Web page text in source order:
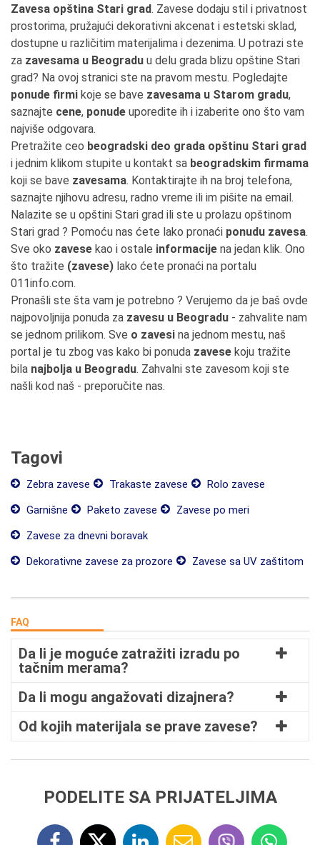
Zavesa opština Stari grad. Zavese dodaju stil i privatnost
prostorima, pružajući dekorativni akcenat i estetski sklad,
dostupne u različitim materijalima i dezenima. U potrazi ste
za zavesama u Beogradu u delu grada blizu opštine Stari
grad? Na ovoj stranici ste na pravom mestu. Pogledajte
ponude firmi koje se bave zavesama u Starom gradu,
saznajte cene, ponude uporedite ih i izaberite ono što vam
najviše odgovara.
Pretražite ceo beogradski deo grada opštinu Stari grad
i jednim klikom stupite u kontakt sa beogradskim firmama
koji se bave zavesama. Kontaktirajte ih na broj telefona,
saznajte njihovu adresu, radno vreme ili im pišite na email.
Nalazite se u opštini Stari grad ili ste u prolazu opštinom
Stari grad ? Pomoću nas ćete lako pronaći ponudu zavesa.
Sve oko zavese kao i ostale informacije na jedan klik. Ono
što tražite (zavese) lako ćete pronaći na portalu
011info.com.
Pronašli ste šta vam je potrebno ? Verujemo da je baš ovde
najpovoljnija ponuda za zavesu u Beogradu - zahvalite nam
se jednom prilikom. Sve o zavesi na jednom mestu, naš
portal je tu zbog vas kako bi ponuda zavese koju tražite
bila najbolja u Beogradu. Zahvalni ste zavesom koji ste
našli kod naš - preporučite nas.
Tagovi
Zebra zavese Trakaste zavese
Rolo zavese
Garnišne
Paketo zavese
Zavese po meri
Zavese za dnevni boravak
Dekorativne zavese za prozore
Zavese sa UV zaštitom
FAQ
Da li je moguće zatražiti izradu po
tačnim merama?
Da li mogu angažovati dizajnera?
Od kojih materijala se prave zavese?
PODELITE SA PRIJATELJIMA